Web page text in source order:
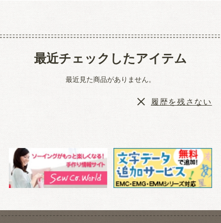
最近チェックしたアイテム
最近見た商品がありません。
履歴を残さない